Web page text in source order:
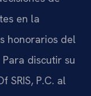
en la
honorarios del
discutir su
SRIS, P.C. al